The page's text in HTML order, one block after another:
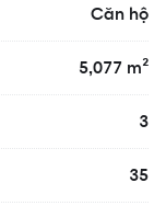
Căn hộ
5,077 m²
3
35